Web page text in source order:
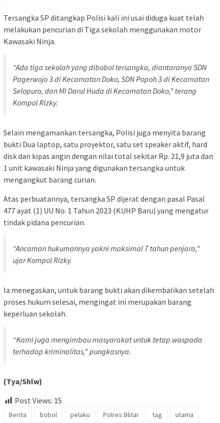
Tersangka SP ditangkap Polisi kali ini usai diduga kuat telah
melakukan pencurian di Tiga sekolah menggunakan motor
Kawasaki Ninja.
“Ada tiga sekolah yang dibobol tersangka, diantaranya SDN
Pagerwojo 3 di Kecamatan Doko, SDN Popoh 3 di Kecamatan
Selopuro, dan MI Darul Huda di Kecamatan Doko,” terang
Kompol Rizky.
Selain mengamankan tersangka, Polisi juga menyita barang
bukti Dua laptop, satu proyektor, satu set speaker aktif, hard
disk dan kipas angin dengan nilai total sekitar Rp. 21,9 juta dan
1 unit kawasaki Ninja yang digunakan tersangka untuk
mengangkut barang curian.
Atas perbuatannya, tersangka SP dijerat dengan pasal Pasal
477 ayat (1) UU No. 1 Tahun 2023 (KUHP Baru) yang mengatur
tindak pidana pencurian.
“Ancaman hukumannya yakni maksimal 7 tahun penjara,”
ujar Kompol Rizky.
Ia menegaskan, untuk barang bukti akan dikembalikan setelah
proses hukum selesai, mengingat ini merupakan barang
keperluan sekolah.
“Kami juga mengimbau masyarakat untuk tetap waspada
terhadap kriminalitas,” pungkasnya.
(Tya/Shlw)
Post Views: 15
Berita bobol pelaku Polres Blitar tag utama